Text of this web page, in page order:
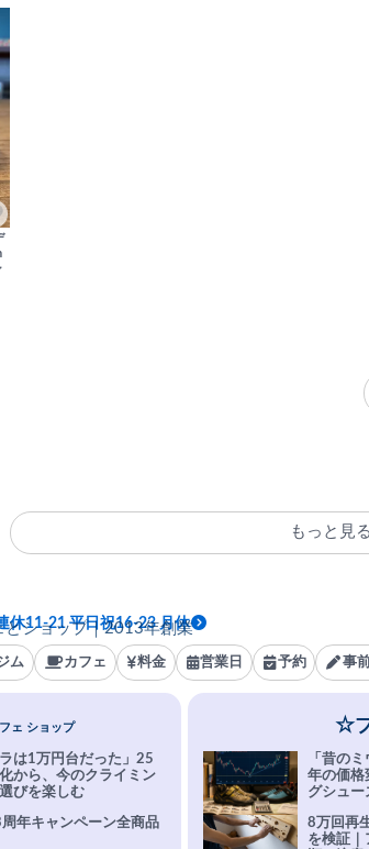
もっと見る
とショップ｜2013年創業
休11-21 平日祝16-23 月休
ム カフェ 料金 営業日 予約 事
ェ ショップ
ラは1万円台だった」25
から、今のクライミン
びを楽しむ
周年キャンペーン全商品
☆
「昔の
年の価格
グシュー
8万回再
を検証｜